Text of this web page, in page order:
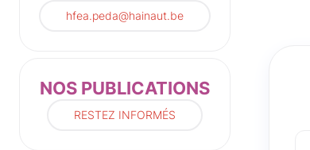
hfea.peda@hainaut.be
NOS PUBLICATIONS
RESTEZ INFORMÉS